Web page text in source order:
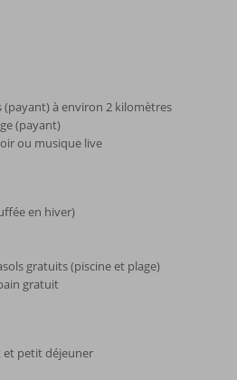
(payant) à environ 2 kilomètres
(payant)
ou musique live
en hiver)
gratuits (piscine et plage)
gratuit
et petit déjeuner